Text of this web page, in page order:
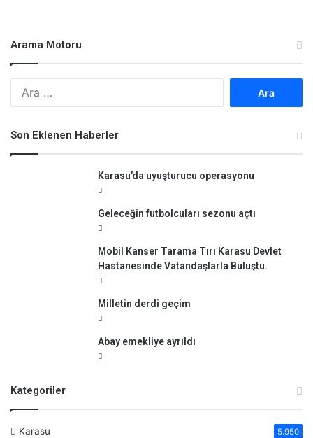
Arama Motoru
Son Eklenen Haberler
Karasu’da uyuşturucu operasyonu
Geleceğin futbolcuları sezonu açtı
Mobil Kanser Tarama Tırı Karasu Devlet
Hastanesinde Vatandaşlarla Buluştu.
Milletin derdi geçim
Abay emekliye ayrıldı
Kategoriler
Karasu 5.950